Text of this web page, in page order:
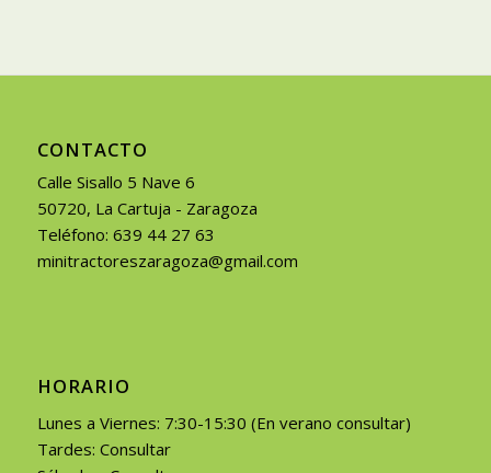
CONTACTO
Calle Sisallo 5 Nave 6
50720, La Cartuja - Zaragoza
Teléfono: 639 44 27 63
minitractoreszaragoza@gmail.com
HORARIO
Lunes a Viernes: 7:30-15:30 (En verano consultar)
Tardes: Consultar